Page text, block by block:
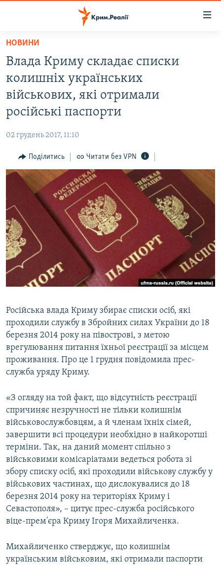
Перейти
основного
матеріалу
Перейти
до
основної
Перейти
пошуку
ВОДА.КРИМ
ВІДЕО ТА ФОТО
ПОЛІТИКА
ПОГЛЯД
ІНТЕРВ'Ю
ВСЕ ЗА ДЕНЬ
СПЕЦПРОЕКТИ
ДЕПОРТАЦІЯ
ВІДЕОУРОКИ «ELIFBE»
СВІДЧЕННЯ ОКУПАЦІЇ
УКРАЇНСЬКА ПРОБЛЕМА КРИМУ
ІНФОГРАФІКА
ЯК ОБІЙТИ БЛОКУВАННЯ
Русский
Qırımtatar
ДОЛУЧАЙСЯ!
Усі сайти RFE/RL
НОВИНИ
Влада Криму складає списки
колишніх українських
військових, які отримали
російські паспорти
02 грудень 2017, 11:10
Поділитись Читати без VPN
Російська влада Криму збирає списки осіб, які
проходили службу в Збройних силах України до 18
березня 2014 року на півострові, з метою
врегулювання питання їхньої реєстрації за місцем
проживання. Про це 1 грудня повідомила прес-
служба уряду Криму.
«З огляду на той факт, що відсутність реєстрації
спричиняє незручності не тільки колишнім
військовослужбовцям, а й членам їхніх сімей,
завершити всі процедури необхідно в найкоротші
терміни. Так, на даний момент спільно з
військовими комісаріатами ведеться робота зі
збору списку осіб, які проходили військову службу у
військових частинах, що дислокувалися до 18
березня 2014 року на територіях Криму і
Севастополя», – цитує прес-служба російського
віце-прем'єра Криму Ігоря Михайличенка.
Михайличенко стверджує, що колишнім
українським військовим, які отримали паспорти